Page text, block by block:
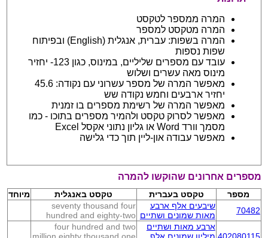
המרה ממספר לטקסט
המרה מטקסט למספר
המרה בשפות: עברית, אנגלית (English) ובפיתוח
שפות נספות
עובד עם מספרים שליליים, במינוס, כגון 123- יחזיר
מינוס מאה עשרים ושלוש
מאפשר המרה של מספר עשרוני עם נקודה: 45.6
יחזיר ארבעים וחמש נקודה שש
מאפשר המרה של רשימת מספרים בו זמנית
מאפשר לסרוק טקסט ולהמיר מספרים בתוכו - כמו
מסמך וורד Word או גליון נתוני אקסל Excel
מאפשר עבודה און-ליין תוך כדי גלישה
מספרים אחרונים שהוקשו להמרה
מספר טקסט בעברית טקסט באנגלית
מיוחד
70482
שיבעים אלף ארבע
מאות שמונים ושתיים
seventy thousand four
hundred and eighty-two
ארבע מאות ושתיים
four hundred and two